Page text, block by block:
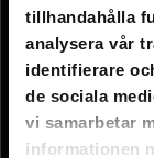
tillhandahålla
analysera vår
identifierare
de sociala
vi samarbetar
informationen
Information
Om oss